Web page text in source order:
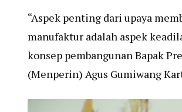
“Aspek penting dari upaya
manufaktur adalah aspek
konsep pembangunan Bapak
(Menperin) Agus Gumiwang